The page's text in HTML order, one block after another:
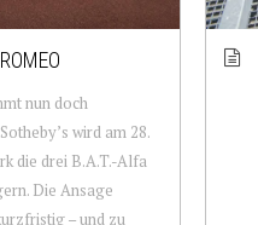
nun doch
wird am 28.
die drei B.A.T.-Alfa
Die Ansage
– und zu